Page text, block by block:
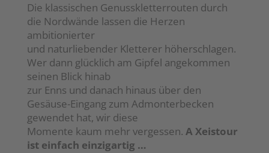
Die klassischen Genusskletterrouten durch
die Nordwände lassen die Herzen
ambitionierter
und naturliebender Kletterer höherschlagen.
Wer dann glücklich am Gipfel angekommen
seinen Blick hinab
zur Enns und danach hinaus über den
Gesäuse-Eingang zum Admonterbecken
gewendet hat, wir diese
Momente kaum mehr vergessen. A Xeistour
ist einfach einzigartig …